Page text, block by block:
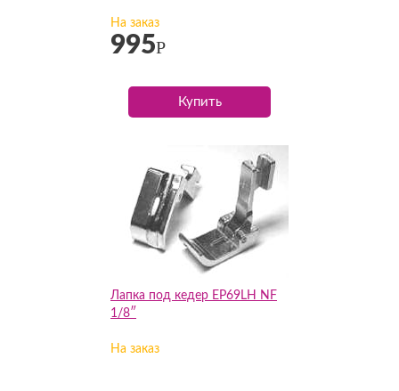
На заказ
995Р
Купить
Лапка под кедер EP69LH NF
1/8″
На заказ